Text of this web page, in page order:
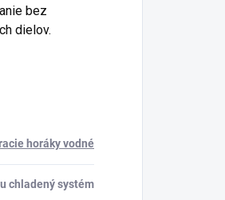
bez
dielov.
horáky vodné
chladený systém